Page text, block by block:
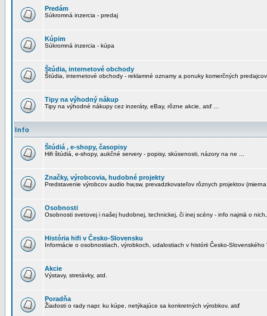
Predám
Súkromná inzercia - predaj
Kúpim
Súkromná inzercia - kúpa
Štúdia, internetové obchody
Štúdia, internetové obchody - reklamné oznamy a ponuky komerčných predajcov
Tipy na výhodný nákup
Tipy na výhodné nákupy cez inzeráty, eBay, rôzne akcie, atď ...
Info
Štúdiá , e-shopy, časopisy
Hifi štúdiá, e-shopy, aukčné servery - popisy, skúsenosti, názory na ne ...
Značky, výrobcovia, hudobné projekty
Predstavenie výrobcov audio hw,sw, prevadzkovateľov rôznych projektov
Osobnosti
Osobnosti svetovej i našej hudobnej, technickej, či inej scény - info najmä o
História hifi v Česko-Slovensku
Informácie o osobnostiach, výrobkoch, udalostiach v histórii Česko-Slovenského
Akcie
Výstavy, stretávky, atd.
Poradňa
Žiadosti o rady napr. ku kúpe, netýkajúce sa konkretných výrobkov, atď